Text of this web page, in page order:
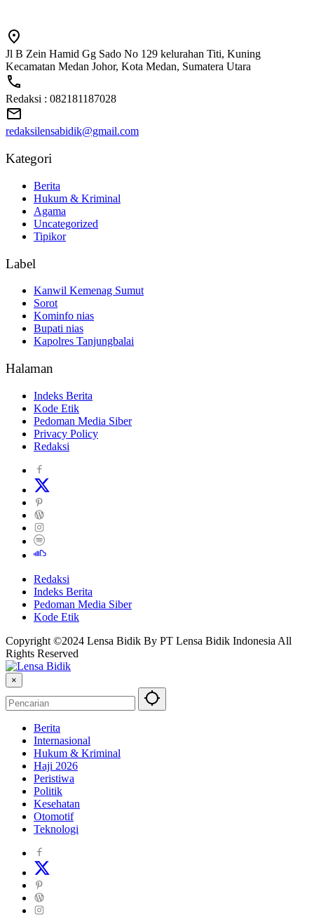
Jl B Zein Hamid Gg Sado No 129 kelurahan Titi, Kuning
Kecamatan Medan Johor, Kota Medan, Sumatera Utara
Redaksi : 082181187028
redaksilensabidik@gmail.com
Kategori
Berita
Hukum & Kriminal
Agama
Uncategorized
Tipikor
Label
Kanwil Kemenag Sumut
Sorot
Kominfo nias
Bupati nias
Kapolres Tanjungbalai
Halaman
Indeks Berita
Kode Etik
Pedoman Media Siber
Privacy Policy
Redaksi
Redaksi
Indeks Berita
Pedoman Media Siber
Kode Etik
Copyright ©2024 Lensa Bidik By PT Lensa Bidik Indonesia All
Rights Reserved
×
Berita
Internasional
Hukum & Kriminal
Haji 2026
Peristiwa
Politik
Kesehatan
Otomotif
Teknologi